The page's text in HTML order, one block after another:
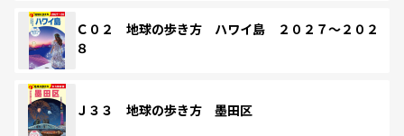
Ｃ０２ 地球の歩き方 ハワイ島 ２０２７～２０２
８
Ｊ３３ 地球の歩き方 墨田区